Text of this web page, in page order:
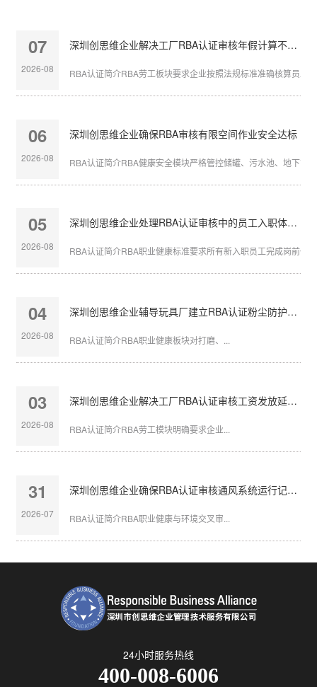
07
2026-08
深圳创思维企业解决工厂RBA认证审核年假计算不准确
RBA认证简介RBA劳工板块要求企业按照法规标准准确核算员工
06
2026-08
深圳创思维企业确保RBA审核有限空间作业安全达标
RBA认证简介RBA健康安全模块严格管控储罐、污水池、地下管
05
2026-08
深圳创思维企业处理RBA认证审核中的员工入职体检缺失
RBA认证简介RBA职业健康标准要求所有新入职员工完成岗前体
04
2026-08
深圳创思维企业辅导玩具厂建立RBA认证粉尘防护体系
RBA认证简介RBA职业健康板块对打磨、...
03
2026-08
深圳创思维企业解决工厂RBA认证审核工资发放延迟问题
RBA认证简介RBA劳工模块明确要求企业...
31
2026-07
深圳创思维企业确保RBA认证审核通风系统运行记录完整
RBA认证简介RBA职业健康与环境交叉审...
24小时服务热线
400-008-6006